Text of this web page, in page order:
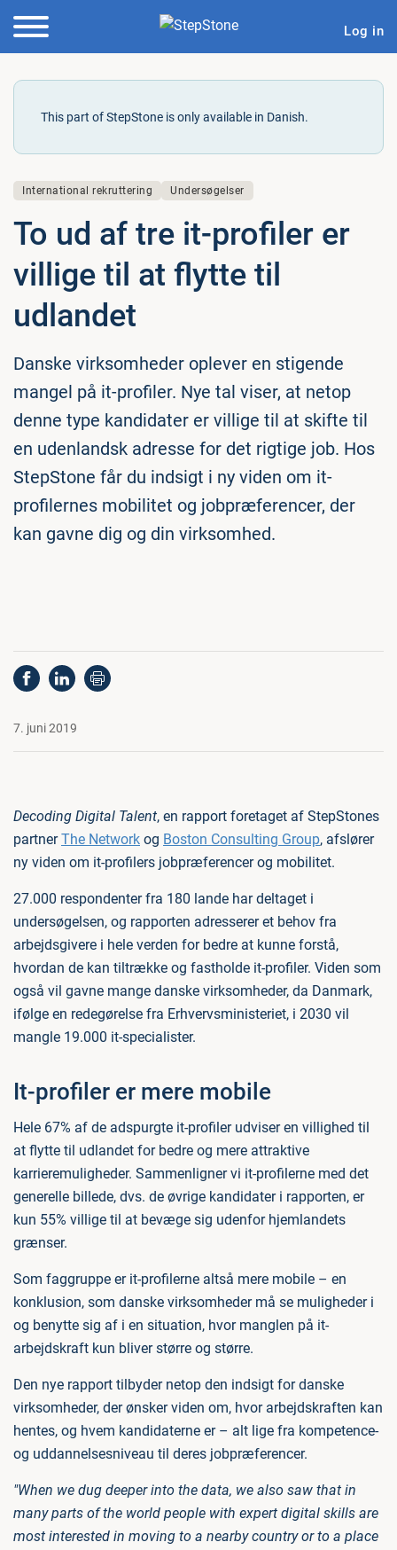
Log in
This part of StepStone is only available in Danish.
International rekruttering Undersøgelser
To ud af tre it-profiler er
villige til at flytte til
udlandet
Danske virksomheder oplever en stigende
mangel på it-profiler. Nye tal viser, at netop
denne type kandidater er villige til at skifte til
en udenlandsk adresse for det rigtige job. Hos
StepStone får du indsigt i ny viden om it-
profilernes mobilitet og jobpræferencer, der
kan gavne dig og din virksomhed.
7. juni 2019
Decoding Digital Talent, en rapport foretaget af StepStones
partnerThe Network og Boston Consulting Group, afslører
ny viden om it-profilers jobpræferencer og mobilitet.
27.000 respondenter fra 180 lande har deltaget i
undersøgelsen, og rapporten adresserer et behov fra
arbejdsgivere i hele verden for bedre at kunne forstå,
hvordan de kan tiltrække og fastholde it-profiler. Viden som
også vil gavne mange danske virksomheder, da Danmark,
ifølge en redegørelse fra Erhvervsministeriet, i 2030 vil
mangle 19.000 it-specialister.
It-profiler er mere mobile
Hele 67% af de adspurgte it-profiler udviser en villighed til
at flytte til udlandet for bedre og mere attraktive
karrieremuligheder. Sammenligner vi it-profilerne med det
generelle billede, dvs. de øvrige kandidater i rapporten, er
kun 55% villige til at bevæge sig udenfor hjemlandets
grænser.
Som faggruppe er it-profilerne altså mere mobile – en
konklusion, som danske virksomheder må se muligheder i
og benytte sig af i en situation, hvor manglen på it-
arbejdskraft kun bliver større og større.
Den nye rapport tilbyder netop den indsigt for danske
virksomheder, der ønsker viden om, hvor arbejdskraften kan
hentes, og hvem kandidaterne er – alt lige fra kompetence-
og uddannelsesniveau til deres jobpræferencer.
"When we dug deeper into the data, we also saw that in
many parts of the world people with expert digital skills are
most interested in moving to a nearby country or to a place